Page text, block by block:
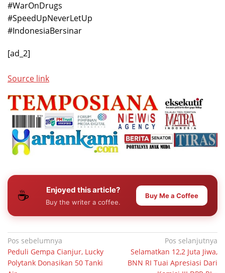
#WarOnDrugs
#SpeedUpNeverLetUp
#IndonesiaBersinar
[ad_2]
Source link
☕ Enjoyed this article?
Buy the writer a coffee.
Buy Me a Coffee
Navigasi
pos
Pos sebelumnya
Peduli Gempa Cianjur, Lucky
Polytank Donasikan 50 Tanki
Pos selanjutnya
Selamatkan 12,2 Juta Jiwa,
BNN RI Tuai Apresiasi Dari